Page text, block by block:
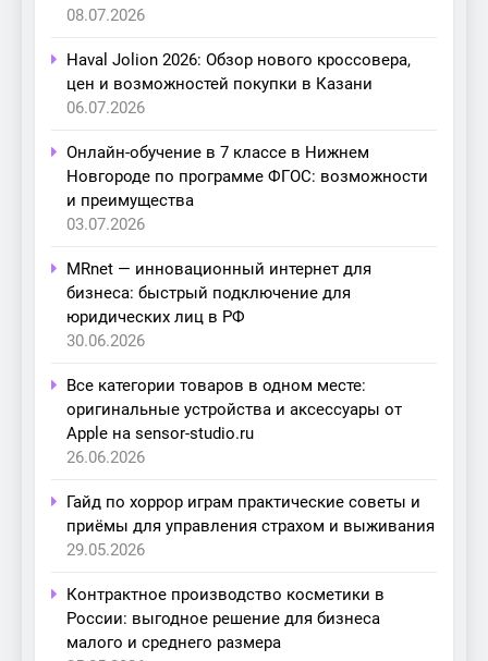
08.07.2026
Haval Jolion 2026: Обзор нового кроссовера,
цен и возможностей покупки в Казани
06.07.2026
Онлайн-обучение в 7 классе в Нижнем
Новгороде по программе ФГОС: возможности
и преимущества
03.07.2026
MRnet — инновационный интернет для
бизнеса: быстрый подключение для
юридических лиц в РФ
30.06.2026
Все категории товаров в одном месте:
оригинальные устройства и аксессуары от
Apple на sensor-studio.ru
26.06.2026
Гайд по хоррор играм практические советы и
приёмы для управления страхом и выживания
29.05.2026
Контрактное производство косметики в
России: выгодное решение для бизнеса
малого и среднего размера